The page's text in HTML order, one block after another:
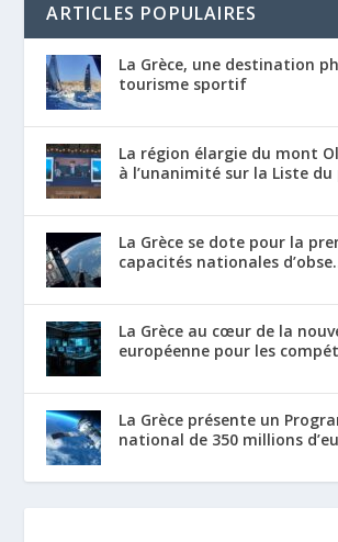
ARTICLES POPULAIRES
La Grèce, une destination
tourisme sportif
La région élargie du mont
à l’unanimité sur la Liste du
La Grèce se dote pour la
capacités nationales
La Grèce au cœur de la
européenne pour les
La Grèce présente un
national de 350 millions